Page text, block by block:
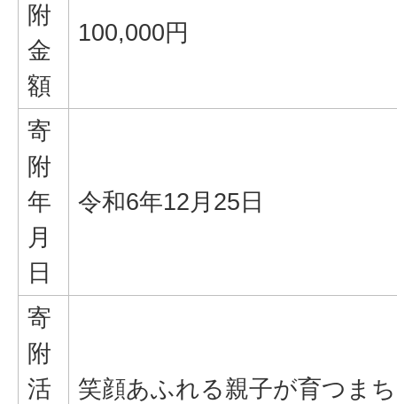
附
金
額
100,000円
寄
附
年
月
日
令和6年12月25日
寄
附
活
笑顔あふれる親子が育つま